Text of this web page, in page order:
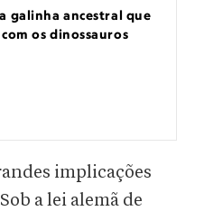
galinha ancestral que
os dinossauros
implicações
Sob a lei alemã de